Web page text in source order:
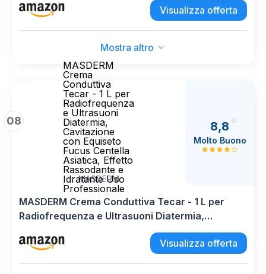
Cellulite, 500 ml
Visualizza offerta
Mostra altro
08
MASDERM
Crema
Conduttiva
Tecar - 1 L per
Radiofrequenza
e Ultrasuoni
Diatermia,
Cavitazione
con Equiseto
Fucus Centella
Asiatica, Effetto
Rassodante e
Idratante Uso
Professionale
MASDERM
8,8
Molto Buono
MASDERM Crema Conduttiva Tecar - 1 L per
Radiofrequenza e Ultrasuoni Diatermia,
Cavitazione con Equiseto Fucus Centella
Asiatica, Effetto Rassodante e Idratante Uso
Visualizza offerta